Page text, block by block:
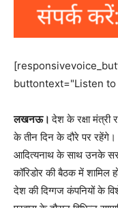
buttontext="Listen to
लखनऊ।देश के रक्षा
के तीन दिन के दौरे पर रहेंगे।
आदित्यनाथ के साथ उनके
कॉरिडोर की बैठक में शामिल
देश की दिग्गज कंपनियों के